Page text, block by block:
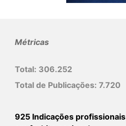
Métricas
Total: 306.252
Total de Publicações: 7.720
925 Indicações profissionais